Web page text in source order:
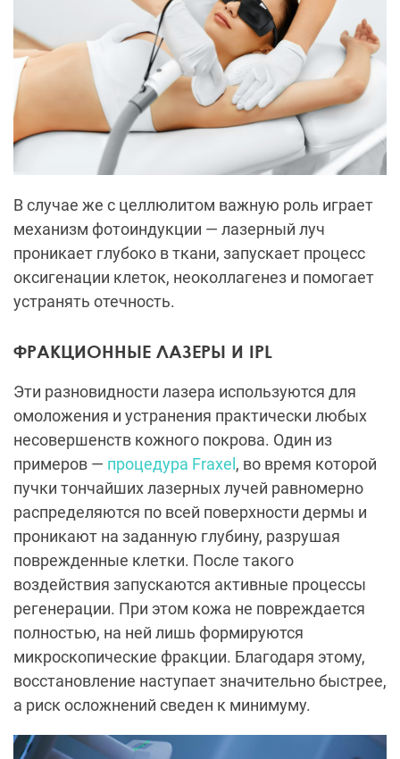
В случае же с целлюлитом важную роль играет
механизм фотоиндукции — лазерный луч
проникает глубоко в ткани, запускает процесс
оксигенации клеток, неоколлагенез и помогает
устранять отечность.
ФРАКЦИОННЫЕ ЛАЗЕРЫ И IPL
Эти разновидности лазера используются для
омоложения и устранения практически любых
несовершенств кожного покрова. Один из
примеров — процедура Fraxel , во время которой
пучки тончайших лазерных лучей равномерно
распределяются по всей поверхности дермы и
проникают на заданную глубину, разрушая
поврежденные клетки. После такого
воздействия запускаются активные процессы
регенерации. При этом кожа не повреждается
полностью, на ней лишь формируются
микроскопические фракции. Благодаря этому,
восстановление наступает значительно быстрее,
а риск осложнений сведен к минимуму.